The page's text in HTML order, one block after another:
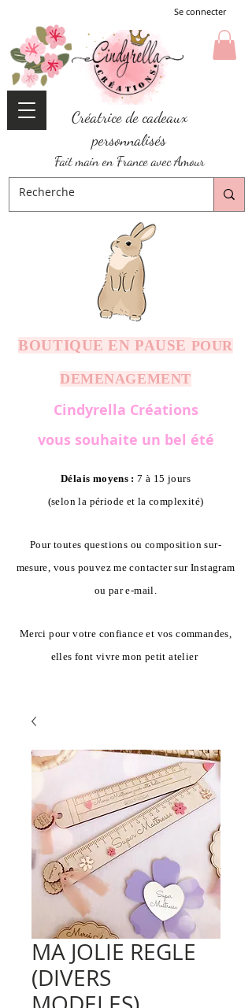
Se connecter
Créatrice de cadeaux
personnalisés
Fait main en France avec Amour
BOUTIQUE EN PAUSE POUR
DEMENAGEMENT
Cindyrella Créations
vous souhaite un bel été
Délais moyens : 7 à 15 jours
(selon la période et la complexité)
Pour toutes questions ou composition sur-
mesure, vous pouvez me contacter sur Instagram
ou par e-mail.
Merci pour votre confiance et vos commandes,
elles font vivre mon petit atelier
MA JOLIE REGLE
(DIVERS